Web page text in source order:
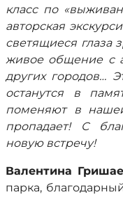
класс по
авторская
светящиеся глаза
живое общение с
других городов…
останутся в
поменяют в
пропадает! С
новую встречу!
Валентина
парка,